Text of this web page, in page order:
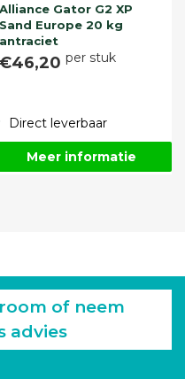
Alliance Gator G2 XP
Sand Europe 20 kg
antraciet
€46,20 per stuk
Direct leverbaar
Meer informatie
of neem
advies